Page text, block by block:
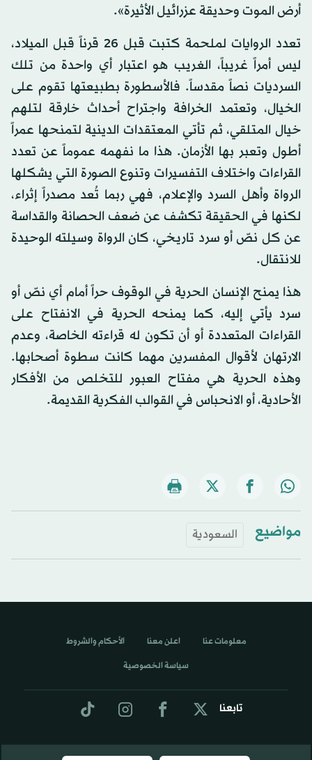
أرض الموت وحديقة عزرائيل الأثيرة».
تعدد الروايات لملحمة كتبت قبل 26 قرناً قبل الميلاد،
ليس أمراً غريباً، الغريب هو اعتبار أي واحدة من تلك
السرديات نصاً مقدساً. فالأسطورة بطبيعتها تقوم على
الخيال، وتعتمد الخرافة واجتراح أحداث خارقة لتلهم
خيال المتلقي، ثم تأتي المعتقدات الدينية لتمنحها عمراً
أطول وتعبر بها الأزمان. هذا ما نفهمه عموماً عن تعدد
القراءات واختلاف التفسيرات وتنوع الصورة التي يشكلها
الرواة وأهل السرد والإعلام، فهي ربما تُعد مصدراً إثراء،
لكنها في الحقيقة تكشف عن ضعف الحصانة والقداسة
عن كل نصّ أو سرد تاريخي، كان الرواة وسيلته الوحيدة
للانتقال.
هذا يمنح الإنسان الحرية في الوقوف حراً أمام أي نصّ أو
سرد يأتي إليه، كما يمنحه الحرية في الانفتاح على
القراءات المتعددة أو أن تكون له قراءته الخاصة، وعدم
الارتهان لأقوال المفسرين مهما كانت سطوة أصحابها.
وهذه الحرية هي مفتاح العبور للتخلص من الأفكار
الأحادية، أو الانحباس في القوالب الفكرية القديمة.
مواضيع السعودية
تابعنا
معلومات عنا اعلن معنا الأحكام والشروط
سياسة الخصوصية